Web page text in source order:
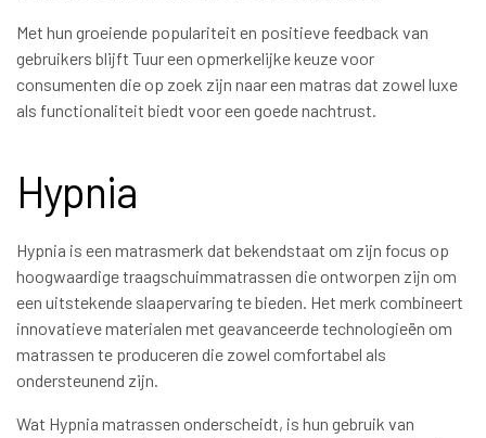
Met hun groeiende populariteit en positieve feedback van
gebruikers blijft Tuur een opmerkelijke keuze voor
consumenten die op zoek zijn naar een matras dat zowel luxe
als functionaliteit biedt voor een goede nachtrust.
Hypnia
Hypnia is een matrasmerk dat bekendstaat om zijn focus op
hoogwaardige traagschuimmatrassen die ontworpen zijn om
een uitstekende slaapervaring te bieden. Het merk combineert
innovatieve materialen met geavanceerde technologieën om
matrassen te produceren die zowel comfortabel als
ondersteunend zijn.
Wat Hypnia matrassen onderscheidt, is hun gebruik van